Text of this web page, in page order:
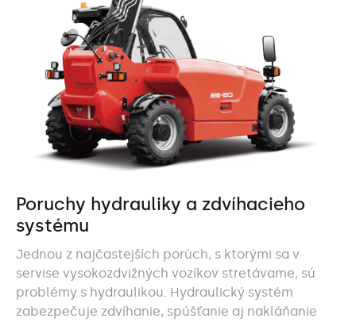
Poruchy hydrauliky a zdvíhacieho
systému
Jednou z najčastejších porúch, s ktorými sa v
servise vysokozdvižných vozíkov stretávame, sú
problémy s hydraulikou. Hydraulický systém
zabezpečuje zdvíhanie, spúšťanie aj nakláňanie